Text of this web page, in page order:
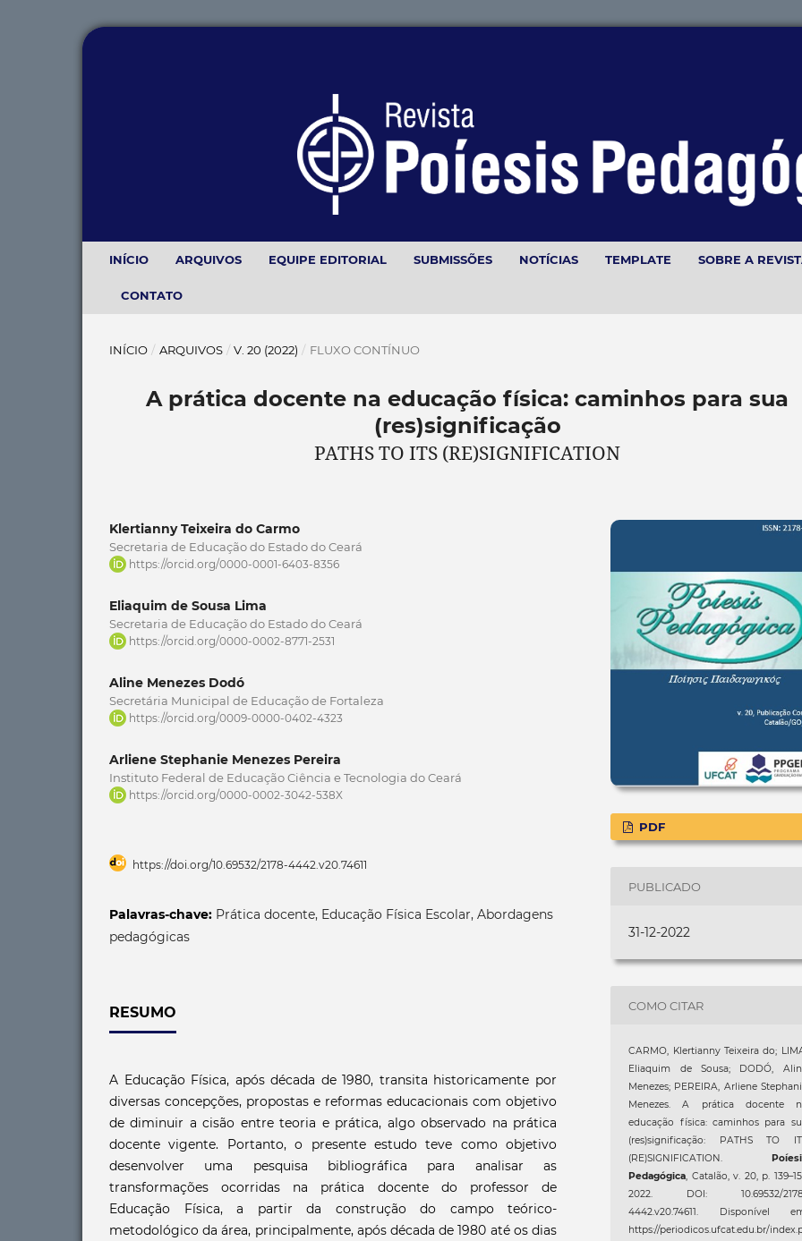
INÍCIO ARQUIVOS EQUIPE EDITORIAL SUBMISSÕES NOTÍCIAS TEMPLATE SOBRE A
CONTATO
INÍCIO / ARQUIVOS / V. 20 (2022) / FLUXO CONTÍNUO
A prática docente na educação física: caminhos para sua
(res)significação
PATHS TO ITS (RE)SIGNIFICATION
Klertianny Teixeira do Carmo
Secretaria de Educação do Estado do Ceará
https://orcid.org/0000-0001-6403-8356
Eliaquim de Sousa Lima
Secretaria de Educação do Estado do Ceará
https://orcid.org/0000-0002-8771-2531
Aline Menezes Dodó
Secretária Municipal de Educação de Fortaleza
https://orcid.org/0009-0000-0402-4323
Arliene Stephanie Menezes Pereira
Instituto Federal de Educação Ciência e Tecnologia do Ceará
https://orcid.org/0000-0002-3042-538X
https://doi.org/10.69532/2178-4442.v20.74611
Palavras-chave: Prática docente, Educação Física Escolar, Abordagens
pedagógicas
RESUMO
A Educação Física, após década de 1980, transita historicamente por
diversas concepções, propostas e reformas educacionais com objetivo
de diminuir a cisão entre teoria e prática, algo observado na prática
docente vigente. Portanto, o presente estudo teve como objetivo
desenvolver uma pesquisa bibliográfica para analisar as
transformações ocorridas na prática docente do professor de
Educação Física, a partir da construção do campo teórico-
metodológico da área, principalmente, após década de 1980 até os dias
PDF
PUBLICADO
31-12-2022
COMO CITAR
CARMO, Klertianny Teixeira do;
Eliaquim de Sousa; DODÓ,
Menezes; PEREIRA, Arliene
Menezes. A prática docente
educação física: caminhos para
(res)significação: PATHS TO
(RE)SIGNIFICATION.
Pedagógica, Catalão, v. 20, p.
2022. DOI: 10.69532/
4442.v20.74611. Disponível
https://periodicos.ufcat.edu.br/